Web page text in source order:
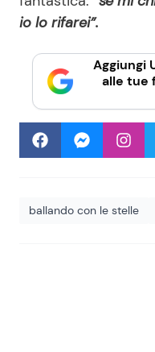
io lo rifarei”.
Aggiungi
alle tue
ballando con le stelle